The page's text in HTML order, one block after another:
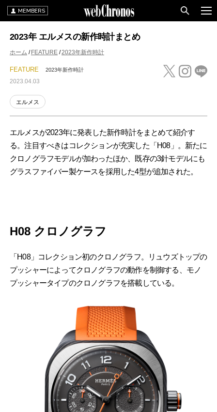
MEMBERS
2023年 エルメスの新作時計まとめ
ホーム FEATURE 2023年新作時計
FEATURE 2023年新作時計
2023.04.03
エルメス
エルメスが2023年に発表した新作時計をまとめて紹介す
る。注目すべきはコレクションが充実した「H08」。新たに
クロノグラフモデルが加わったほか、既存の3針モデルにも
グラスファイバー製ケースを採用した4型が追加された。
H08 クロノグラフ
「H08」コレクション初のクロノグラフ。リュウズトップの
プッシャーによってクロノグラフの動作を制御する、モノ
プッシャータイプのクロノグラフを搭載している。